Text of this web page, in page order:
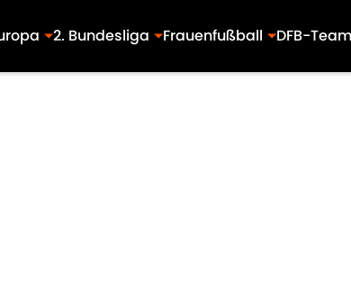
2. Bundesliga Frauenfußball DFB-Team